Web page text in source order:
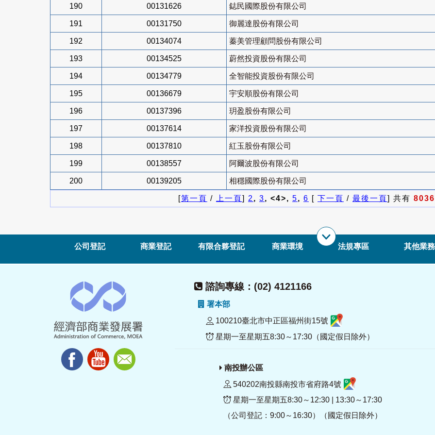
190 00131626 鋕民國際股份有限公司
191 00131750 御麗達股份有限公司
192 00134074 蓁美管理顧問股份有限公司
193 00134525 蔚然投資股份有限公司
194 00134779 全智能投資股份有限公司
195 00136679 宇安順股份有限公司
196 00137396 玥盈股份有限公司
197 00137614 家洋投資股份有限公司
198 00137810 紅玉股份有限公司
199 00138557 阿爾波股份有限公司
200 00139205 相穩國際股份有限公司
[第一頁 / 上一頁] 2, 3, <4>, 5, 6 [ 下一頁 / 最後一頁] 共有 8036
公司登記 商業登記 有限合夥登記 商業環境 法規專區 其他業務
諮詢專線：(02) 4121166
署本部
100210臺北市中正區福州街15號
星期一至星期五8:30～17:30（國定假日除外）
南投辦公區
540202南投縣南投市省府路4號
星期一至星期五8:30～12:30 | 13:30～17:30
（公司登記：9:00～16:30）（國定假日除外）